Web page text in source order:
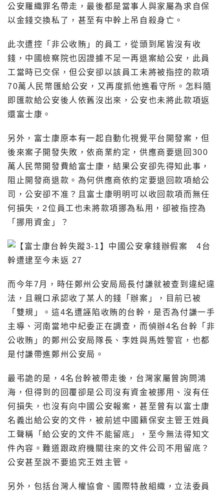
公安羅織罪名帶走，最後都是當事人與家屬為求自保
以金錢交換私了，甚至有中幹上吊自殺身亡。
此次遭控「非公收賄」的員工，從頭到尾皆沒有收
錢，中國檢察院也因證據不足一再退案給公安，此員
工當時已交保，但公安卻以該員工未將被指控的款項
70萬人民幣匯給公安，又再度抓他進看守所。怎料隨
即匯款給公安後人依舊沒出來，公安也未將此款項返
還富士康。
另外，富士康原本有一起自動化視覺平台開發案，但
後來案子開發失敗，依商業約定，供應商要退回300
萬人民幣開發費給富士康，結果公安卻先得知此事，
阻止開發商退款。為何供應商依約定要退回款項給公
司，公安卻不准？且富士康明明可以收回款項而無任
何損失，2位員工也未將款項挪為私用，卻被指控為
「挪用資金」？
而今年7月，時任鄭州公安局局長付謙就被查到違紀違
法，且親口承認收了某人的錢「辦案」，目前已被
「雙規」。這4名遭誣陷收賄的台幹，是否為付謙一手
主導、河南當地中紀委正在調查，而偵辦4名台幹「非
公收賄」的鄭州公安局隊長、李姓與馬姓警官，也都
是付謙帶進鄭州公安局。
最弔詭的是，4名台幹被帶走後，台灣家屬曾詢問鴻
海，但得到的回覆卻是公司沒有資金被挪用、沒有任
何損失，也沒有向中國公安報案，甚至曾有以富士康
名義出給公安的文件，被前述中國籍保安主管王姓員
工聲稱「給公安的文件不能留底」，至今無法得知文
件內容。難道跟政府機關往來的文件公司不用留底？
公安甚至說不要追究王姓主管。
另外，包括台灣人權協會、國際特赦組織，立法委員